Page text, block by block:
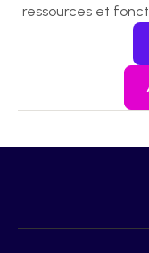
ressources et